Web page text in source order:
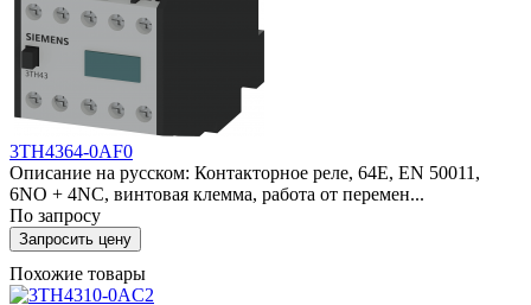
3TH4364-0AF0
Описание на русском: Контакторное реле, 64E, EN 50011,
6NO + 4NC, винтовая клемма, работа от перемен...
По запросу
Запросить цену
Похожие товары